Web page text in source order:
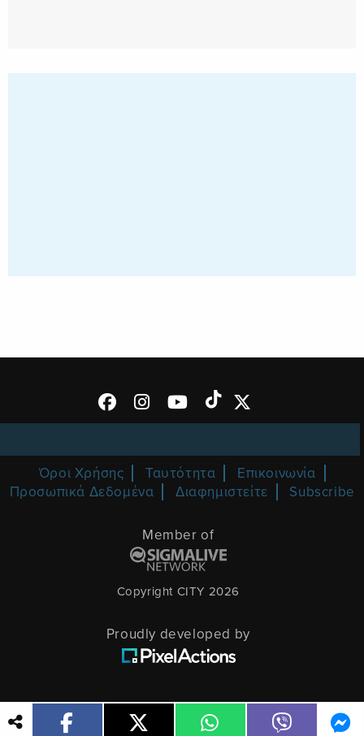
Όροι Χρήσης Ταυτότητα
Επικοινωνία
Προσωπικά Δεδομένα
Διαφημιστείτε Subscribe
Member of
Copyright CITY 2026
Proudly developed by